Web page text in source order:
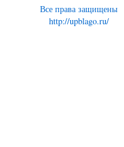
Все права защищены
http://upblago.ru/